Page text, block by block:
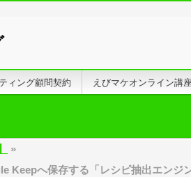
ィング顧問契約 えびマケオンライン講
»
Keepへ保存する「レシピ抽出エンジ